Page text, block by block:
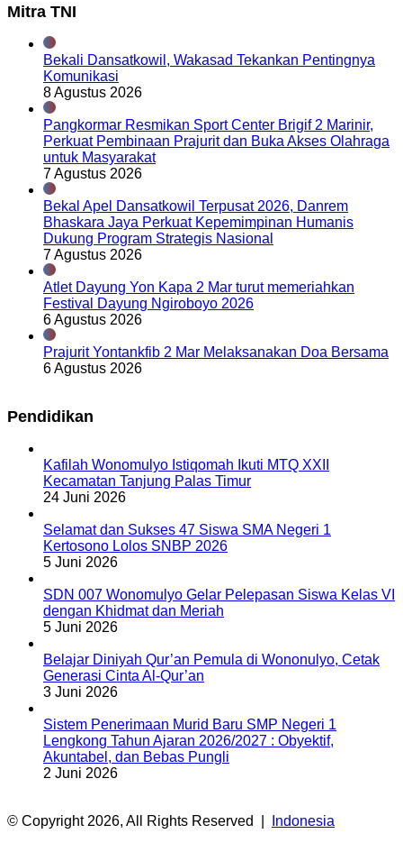
Mitra TNI
Bekali Dansatkowil, Wakasad Tekankan Pentingnya
Komunikasi
8 Agustus 2026
Pangkormar Resmikan Sport Center Brigif 2 Marinir,
Perkuat Pembinaan Prajurit dan Buka Akses Olahraga
untuk Masyarakat
7 Agustus 2026
Bekal Apel Dansatkowil Terpusat 2026, Danrem
Bhaskara Jaya Perkuat Kepemimpinan Humanis
Dukung Program Strategis Nasional
7 Agustus 2026
Atlet Dayung Yon Kapa 2 Mar turut memeriahkan
Festival Dayung Ngiroboyo 2026
6 Agustus 2026
Prajurit Yontankfib 2 Mar Melaksanakan Doa Bersama
6 Agustus 2026
Pendidikan
Kafilah Wonomulyo Istiqomah Ikuti MTQ XXII
Kecamatan Tanjung Palas Timur
24 Juni 2026
Selamat dan Sukses 47 Siswa SMA Negeri 1
Kertosono Lolos SNBP 2026
5 Juni 2026
SDN 007 Wonomulyo Gelar Pelepasan Siswa Kelas VI
dengan Khidmat dan Meriah
5 Juni 2026
Belajar Diniyah Qur’an Pemula di Wononulyo, Cetak
Generasi Cinta Al-Qur’an
3 Juni 2026
Sistem Penerimaan Murid Baru SMP Negeri 1
Lengkong Tahun Ajaran 2026/2027 : Obyektif,
Akuntabel, dan Bebas Pungli
2 Juni 2026
© Copyright 2026, All Rights Reserved |
Indonesia